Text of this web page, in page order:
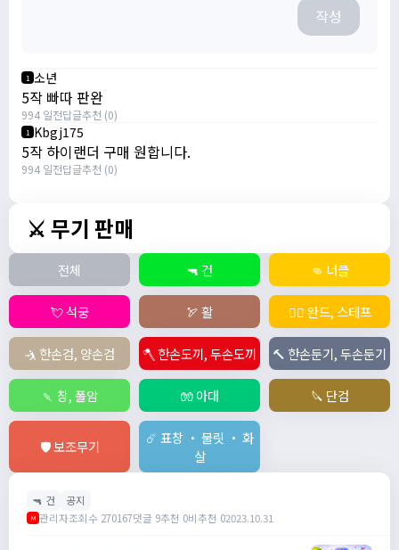
작성
1 소년
5작 빠따 판완
994 일전답글추천 (0)
1 Kbgj175
5작 하이랜더 구매 원합니다.
994 일전답글추천 (0)
⚔️ 무기 판매
전체 🔫 건 👊 너클
💘 석궁 🏹 활 🧙‍♀️ 완드, 스테프
🤺 한손검, 양손검 🪓 한손도끼, 두손도끼 🔨 한손둔기, 두손둔기
🍡 창, 폴암 🧤 아대 🔪 단검
🛡️ 보조무기
☄️ 표창 ・ 불릿 ・ 화
살
🔫 건 공지
M 관리자조회수 270167댓글 9추천 0비추천 02023.10.31